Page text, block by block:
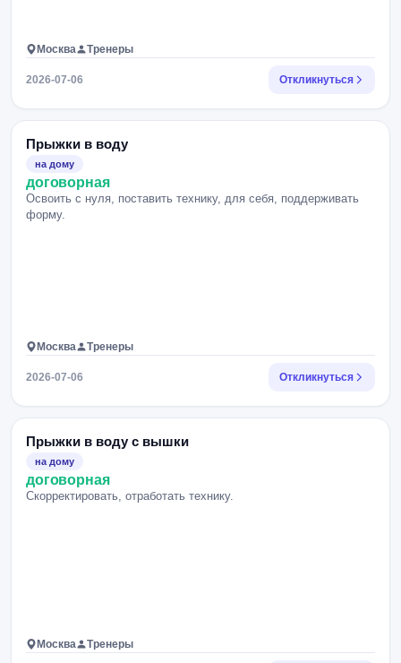
Москва Тренеры
2026-07-06 Откликнуться
Прыжки в воду
на дому
договорная
Освоить с нуля, поставить технику, для себя, поддерживать
форму.
Москва Тренеры
2026-07-06 Откликнуться
Прыжки в воду с вышки
на дому
договорная
Скорректировать, отработать технику.
Москва Тренеры